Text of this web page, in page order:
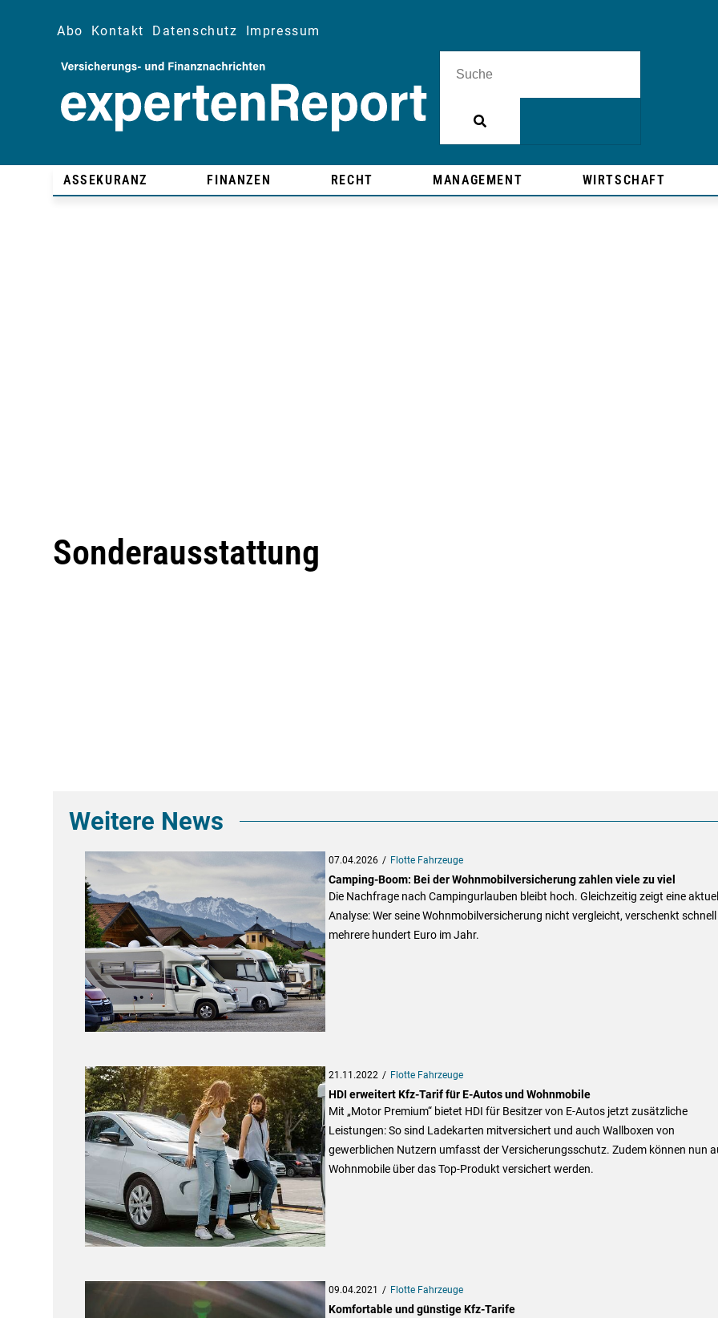
Abo Kontakt Datenschutz Impressum
ASSEKURANZ FINANZEN RECHT MANAGEMENT WIRTSCHAFT
Sonderausstattung
Weitere News
07.04.2026 Flotte Fahrzeuge
Camping-Boom: Bei der Wohnmobilversicherung zahlen viele zu viel
Die Nachfrage nach Campingurlauben bleibt hoch. Gleichzeitig zeigt eine
Analyse: Wer seine Wohnmobilversicherung nicht vergleicht, verschenkt schnell
mehrere hundert Euro im Jahr.
21.11.2022 Flotte Fahrzeuge
HDI erweitert Kfz-Tarif für E-Autos und Wohnmobile
Mit „Motor Premium“ bietet HDI für Besitzer von E-Autos jetzt zusätzliche
Leistungen: So sind Ladekarten mitversichert und auch Wallboxen von
gewerblichen Nutzern umfasst der Versicherungsschutz. Zudem können nun
Wohnmobile über das Top-Produkt versichert werden.
09.04.2021 Flotte Fahrzeuge
Komfortable und günstige Kfz-Tarife